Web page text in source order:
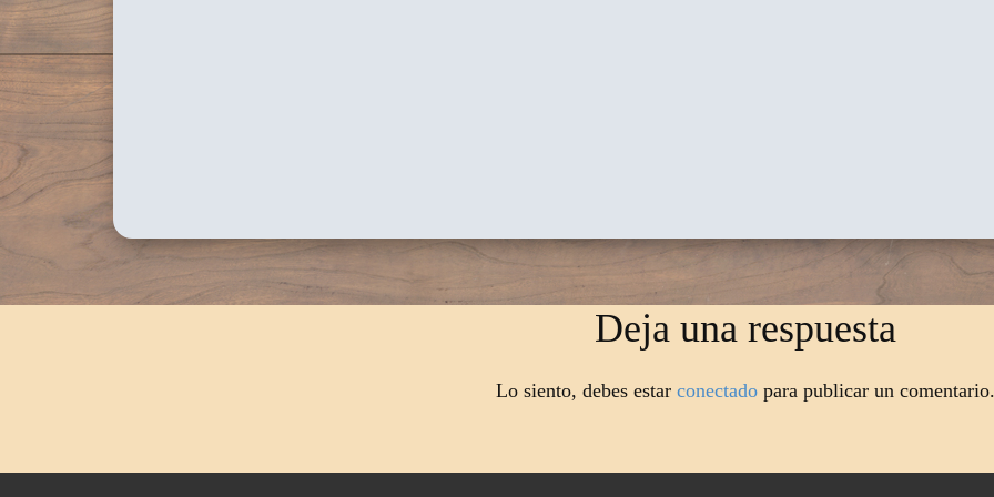
Deja una respuesta
Lo siento, debes estar conectado para publicar un comentario.